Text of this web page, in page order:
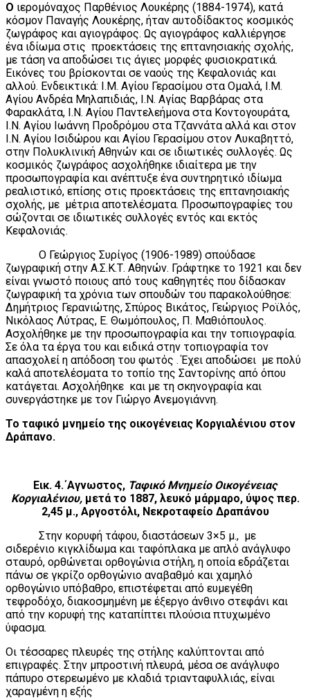
Ο ιερομόναχος Παρθένιος Λουκέρης (1884-1974), κατά
κόσμον Παναγής Λουκέρης, ήταν αυτοδίδακτος κοσμικός
ζωγράφος και αγιογράφος. Ως αγιογράφος καλλιέργησε
ένα ιδίωμα στις προεκτάσεις της επτανησιακής σχολής,
με τάση να αποδώσει τις άγιες μορφές φυσιοκρατικά.
Εικόνες του βρίσκονται σε ναούς της Κεφαλονιάς και
αλλού. Ενδεικτικά: Ι.Μ. Αγίου Γερασίμου στα Ομαλά, Ι.Μ.
Αγίου Ανδρέα Μηλαπιδιάς, Ι.Ν. Αγίας Βαρβάρας στα
Φαρακλάτα, Ι.Ν. Αγίου Παντελεήμονα στα Κοντογουράτα,
Ι.Ν. Αγίου Ιωάννη Προδρόμου στα Τζαννάτα αλλά και στον
Ι.Ν. Αγίου Ισιδώρου και Αγίου Γερασίμου στον Λυκαβηττό,
στην Πολυκλινική Αθηνών και σε ιδιωτικές συλλογές. Ως
κοσμικός ζωγράφος ασχολήθηκε ιδιαίτερα με την
προσωπογραφία και ανέπτυξε ένα συντηρητικό ιδίωμα
ρεαλιστικό, επίσης στις προεκτάσεις της επτανησιακής
σχολής, με μέτρια αποτελέσματα. Προσωπογραφίες του
σώζονται σε ιδιωτικές συλλογές εντός και εκτός
Κεφαλονιάς.
Ο Γεώργιος Συρίγος (1906-1989) σπούδασε
ζωγραφική στην Α.Σ.Κ.Τ. Αθηνών. Γράφτηκε το 1921 και δεν
είναι γνωστό ποιους από τους καθηγητές που δίδασκαν
ζωγραφική τα χρόνια των σπουδών του παρακολούθησε:
Δημήτριος Γερανιώτης, Σπύρος Βικάτος, Γεώργιος Ροϊλός,
Νικόλαος Λύτρας, Ε. Θωμόπουλος, Π. Μαθιόπουλος.
Ασχολήθηκε με την προσωπογραφία και την τοπιογραφία.
Σε όλα τα έργα του και ειδικά στην τοπιογραφία τον
απασχολεί η απόδοση του φωτός . Έχει αποδώσει με πολύ
καλά αποτελέσματα το τοπίο της Σαντορίνης από όπου
κατάγεται. Ασχολήθηκε και με τη σκηνογραφία και
συνεργάστηκε με τον Γιώργο Ανεμογιάννη.
Το ταφικό μνημείο της οικογένειας Κοργιαλένιου στον
Δράπανο.
Εικ. 4.΄Αγνωστος, Ταφικό Μνημείο Οικογένειας
Κοργιαλένιου, μετά το 1887, λευκό μάρμαρο, ύψος περ.
2,45 μ., Αργοστόλι, Νεκροταφείο Δραπάνου
Στην κορυφή τάφου, διαστάσεων 3×5 μ., με
σιδερένιο κιγκλίδωμα και ταφόπλακα με απλό ανάγλυφο
σταυρό, ορθώνεται ορθογώνια στήλη, η οποία εδράζεται
πάνω σε γκρίζο ορθογώνιο αναβαθμό και χαμηλό
ορθογώνιο υπόβαθρο, επιστέφεται από ευμεγέθη
τεφροδόχο, διακοσμημένη με έξεργο άνθινο στεφάνι και
από την κορυφή της καταπίπτει πλούσια πτυχωμένο
ύφασμα.
Οι τέσσαρες πλευρές της στήλης καλύπτονται από
επιγραφές. Στην μπροστινή πλευρά, μέσα σε ανάγλυφο
πάπυρο στερεωμένο με κλαδιά τριανταφυλλιάς, είναι
χαραγμένη η εξής